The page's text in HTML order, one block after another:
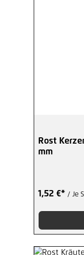
Rost
mm
1,52 €* / Je